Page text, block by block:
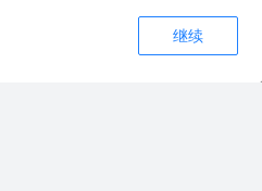
科比不在讨论中#詹姆斯 #乔丹 #科比
继续